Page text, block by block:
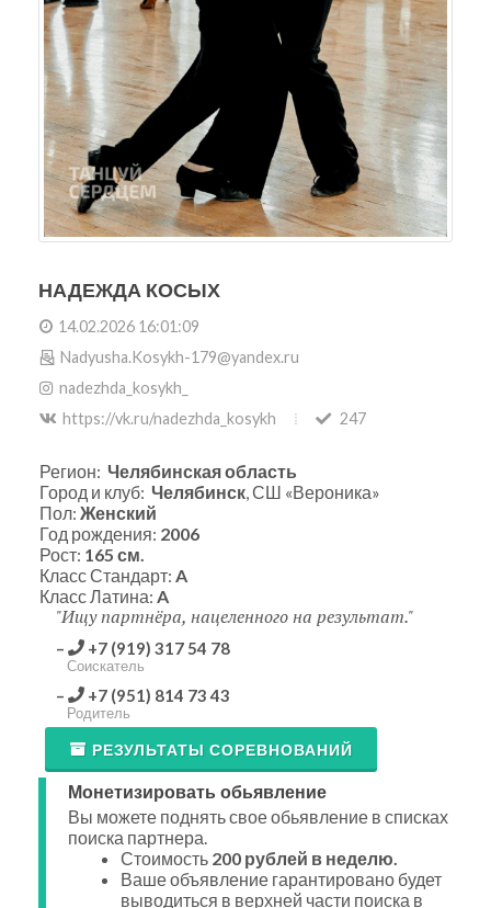
НАДЕЖДА КОСЫХ
14.02.2026 16:01:09
Nadyusha.Kosykh-179@yandex.ru
nadezhda_kosykh_
https://vk.ru/nadezhda_kosykh
247
Регион: Челябинская область
Город и клуб: Челябинск, СШ «Вероника»
Пол: Женский
Год рождения: 2006
Рост: 165 см.
Класс Стандарт: A
Класс Латина: A
Ищу партнёра, нацеленного на результат.
+7 (919) 317 54 78
Соискатель
+7 (951) 814 73 43
Родитель
РЕЗУЛЬТАТЫ СОРЕВНОВАНИЙ
Монетизировать обьявление
Вы можете поднять свое обьявление в списках
поиска партнера.
Стоимость 200 рублей в неделю.
Ваше объявление гарантировано будет
выводиться в верхней части поиска в